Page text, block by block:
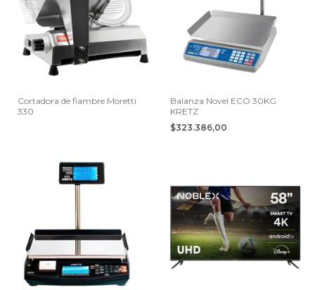
Cortadora de fiambre Moretti
330
Balanza Novel ECO 30KG
KRETZ
$323.386,00